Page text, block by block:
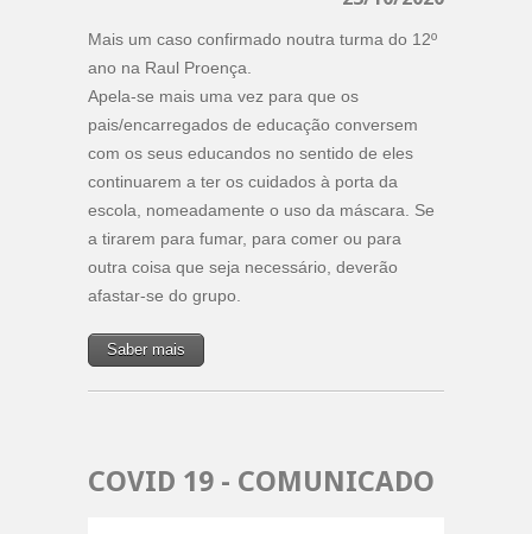
Mais um caso confirmado noutra turma do 12º
ano na Raul Proença.
Apela-se mais uma vez para que os
pais/encarregados de educação conversem
com os seus educandos no sentido de eles
continuarem a ter os cuidados à porta da
escola, nomeadamente o uso da máscara. Se
a tirarem para fumar, para comer ou para
outra coisa que seja necessário, deverão
afastar-se do grupo.
Saber mais
COVID 19 - COMUNICADO